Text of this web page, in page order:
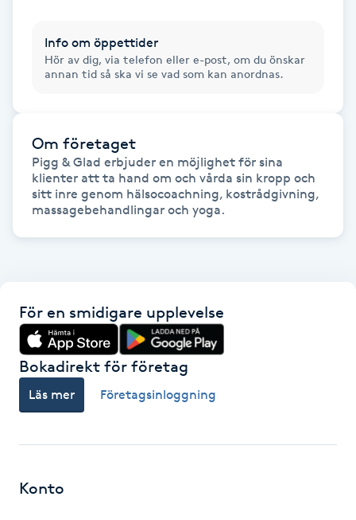
Herrklippning
Hollywood Peel
Hot Stone Massage
Hot yoga
Huduppstramning
Hudvård
Hyaluronsyra
Hypnos
Info om öppettider
Hör av dig, via telefon eller e-post, om du önskar
annan tid så ska vi se vad som kan anordnas.
Om företaget
Pigg & Glad erbjuder en möjlighet för sina
klienter att ta hand om och vårda sin kropp och
sitt inre genom hälsocoachning, kostrådgivning,
massagebehandlingar och yoga.
För en smidigare upplevelse
Bokadirekt för företag
Läs mer Företagsinloggning
Konto